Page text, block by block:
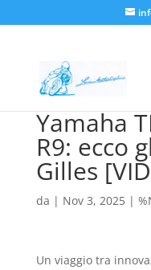
Yamaha
R9: ecco
Gilles
da | Nov 3, 2025|
Un viaggio tra